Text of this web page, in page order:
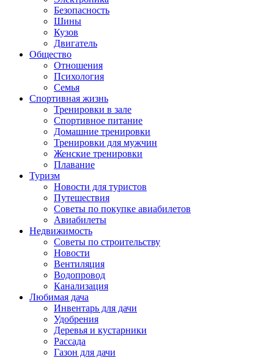
Безопасность
Шины
Кузов
Двигатель
Общество
Отношения
Психология
Семья
Спортивная жизнь
Тренировки в зале
Спортивное питание
Домашние тренировки
Тренировки для мужчин
Женские тренировки
Плавание
Туризм
Новости для туристов
Путешествия
Советы по покупке авиабилетов
Авиабилеты
Недвижимость
Советы по строительству
Новости
Вентиляция
Водопровод
Канализация
Любимая дача
Инвентарь для дачи
Удобрения
Деревья и кустарники
Рассада
Газон для дачи